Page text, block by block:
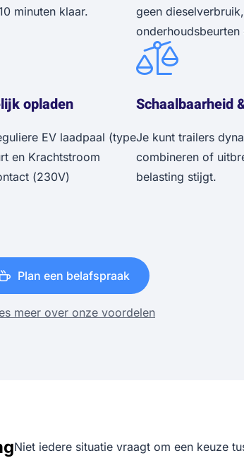
minuten klaar.
geen
opladen
EV laadpaal (type
en Krachtstroom
(230V)
Schaalbaarheid
Je kunt trailers
combineren of
belasting stijgt.
Plan een belafspraak
meer over onze voordelen
Niet iedere situatie vraagt om een keuze